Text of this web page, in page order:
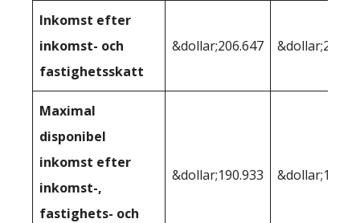
Inkomst efter
inkomst- och
fastighetsskatt
&dollar;206.647
Maximal
disponibel
inkomst efter
inkomst-,
fastighets- och
&dollar;190.933